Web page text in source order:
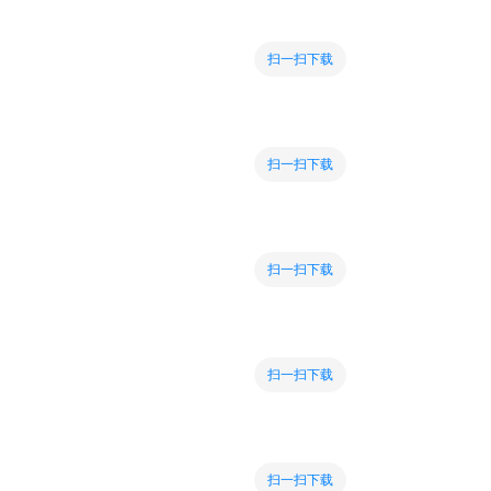
扫一扫下载
扫一扫下载
扫一扫下载
扫一扫下载
扫一扫下载